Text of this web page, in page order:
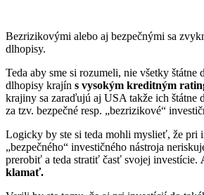
Bezrizikovými alebo aj bezpečnými sa
dlhopisy.
Teda aby sme si rozumeli, nie všetky štátne
dlhopisy krajín s vysokým kreditným
krajiny sa zaraďujú aj USA takže ich štátne
za tzv. bezpečné resp. „bezrizikové“
Logicky by ste si teda mohli myslieť, že pri
„bezpečného“ investičného nástroja
prerobiť a teda stratiť časť svojej investície.
klamať.